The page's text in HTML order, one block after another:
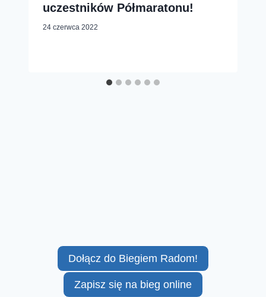
uczestników Półmaratonu!
24 czerwca 2022
Dołącz do Biegiem Radom!
Zapisz się na bieg online